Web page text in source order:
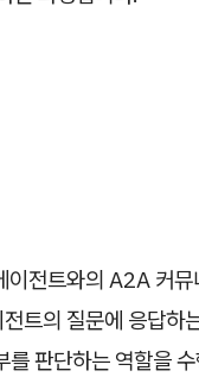
전트와의 A2A 커뮤
트의 질문에 응답하
판단하는 역할을